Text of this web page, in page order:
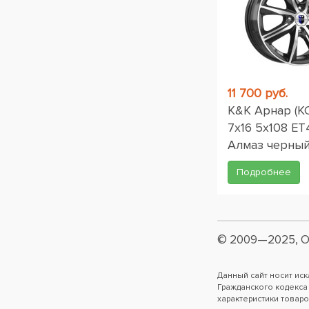
11 700 руб.
K&K Арнар
7x16 5x108
Алмаз
Подробнее
© 2009—2025,
Данный сайт носит
Гражданского
характеристики